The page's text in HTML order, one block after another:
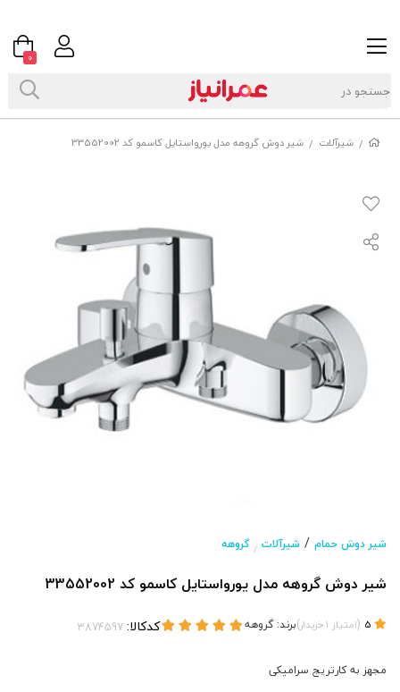
/ شیرآلات / شیر دوش گروهه مدل یورواستایل کاسمو کد 33552002
شیر دوش حمام / شیرآلات / گروهه
شیر دوش گروهه مدل یورواستایل کاسمو کد 33552002
(امتیاز 1خریدار)برند:گروهه کدکالا:
مجهز به کارتریج سرامیکی
0